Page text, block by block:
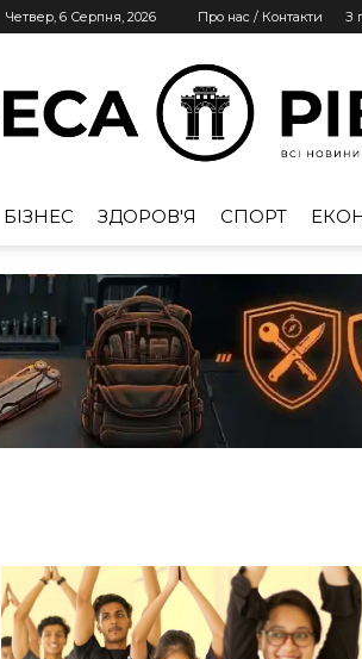
Четвер, 6 Серпня, 2026 Про нас / Контакти З
Рівне
БІЗНЕС ЗДОРОВ'Я СПОРТ